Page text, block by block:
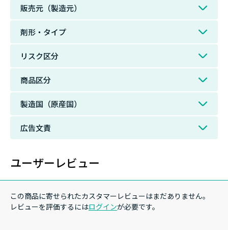
販売元（製造元）
剤形・タイプ
リスク区分
商品区分
製造国（原産国）
広告文責
ユーザーレビュー
この商品に寄せられたカスタマーレビューはまだありません。
レビューを評価するにはログインが必要です。